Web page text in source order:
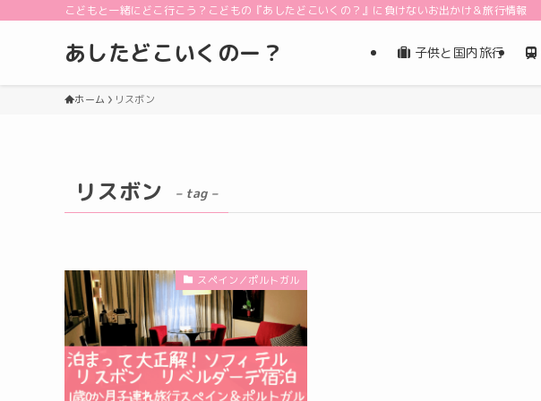
こどもと一緒にどこ行こう？こどもの『あしたどこいくの？』に負けないお出かけ＆旅行情報
あしたどこいくのー？ 子供と国内旅行
ホーム リスボン
リスボン – tag –
スペイン／ポルトガル